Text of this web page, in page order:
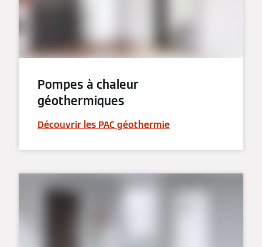
Pompes à chaleur
géothermiques
Découvrir les PAC géothermie